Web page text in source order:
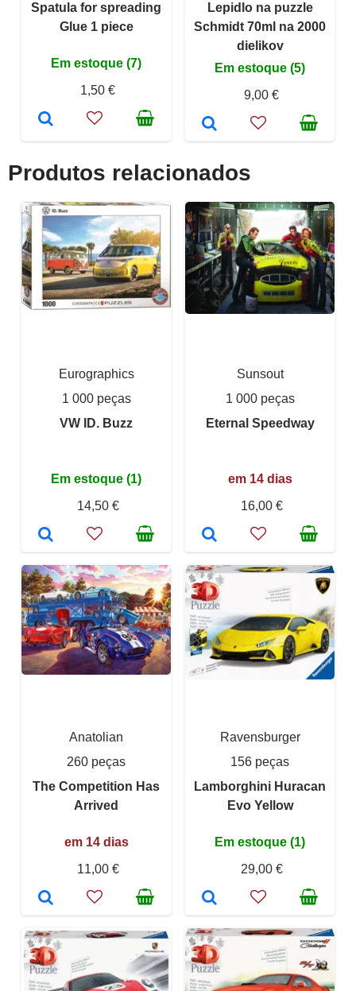
Spatula for spreading
Glue 1 piece
Em estoque (7)
1,50 €
Lepidlo na puzzle
Schmidt 70ml na 2000
dielikov
Em estoque (5)
9,00 €
Produtos relacionados
Eurographics
1 000 peças
VW ID. Buzz
Em estoque (1)
14,50 €
Sunsout
1 000 peças
Eternal Speedway
em 14 dias
16,00 €
Anatolian
260 peças
The Competition Has
Arrived
em 14 dias
11,00 €
Ravensburger
156 peças
Lamborghini Huracan
Evo Yellow
Em estoque (1)
29,00 €